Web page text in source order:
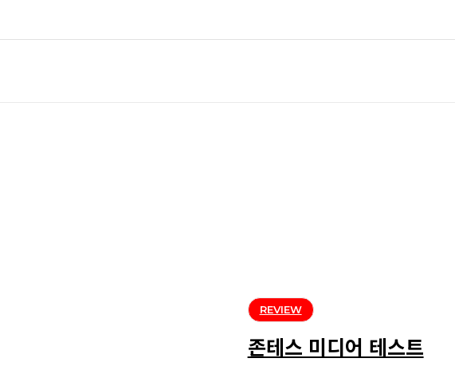
REVIEW
존테스 미디어 테스트